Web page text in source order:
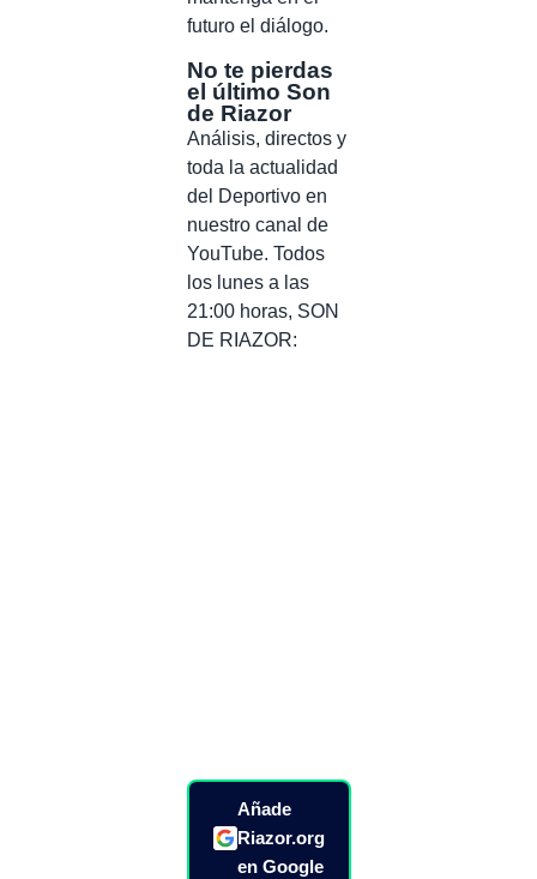
futuro el diálogo.
No te pierdas
el último Son
de Riazor
Análisis, directos y
toda la actualidad
del Deportivo en
nuestro canal de
YouTube. Todos
los lunes a las
21:00 horas, SON
DE RIAZOR:
Añade
Riazor.org
en Google